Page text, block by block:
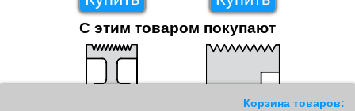
Корзина товаров:
С этим товаром покупают